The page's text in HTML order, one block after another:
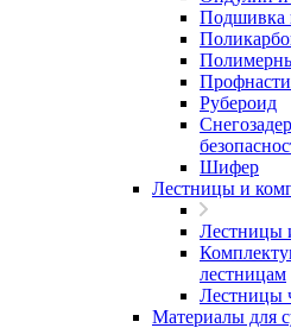
Подшивка
Рубероид
Шифер
Лестницы и
Лестницы
лестницам
Лестницы
Материалы для